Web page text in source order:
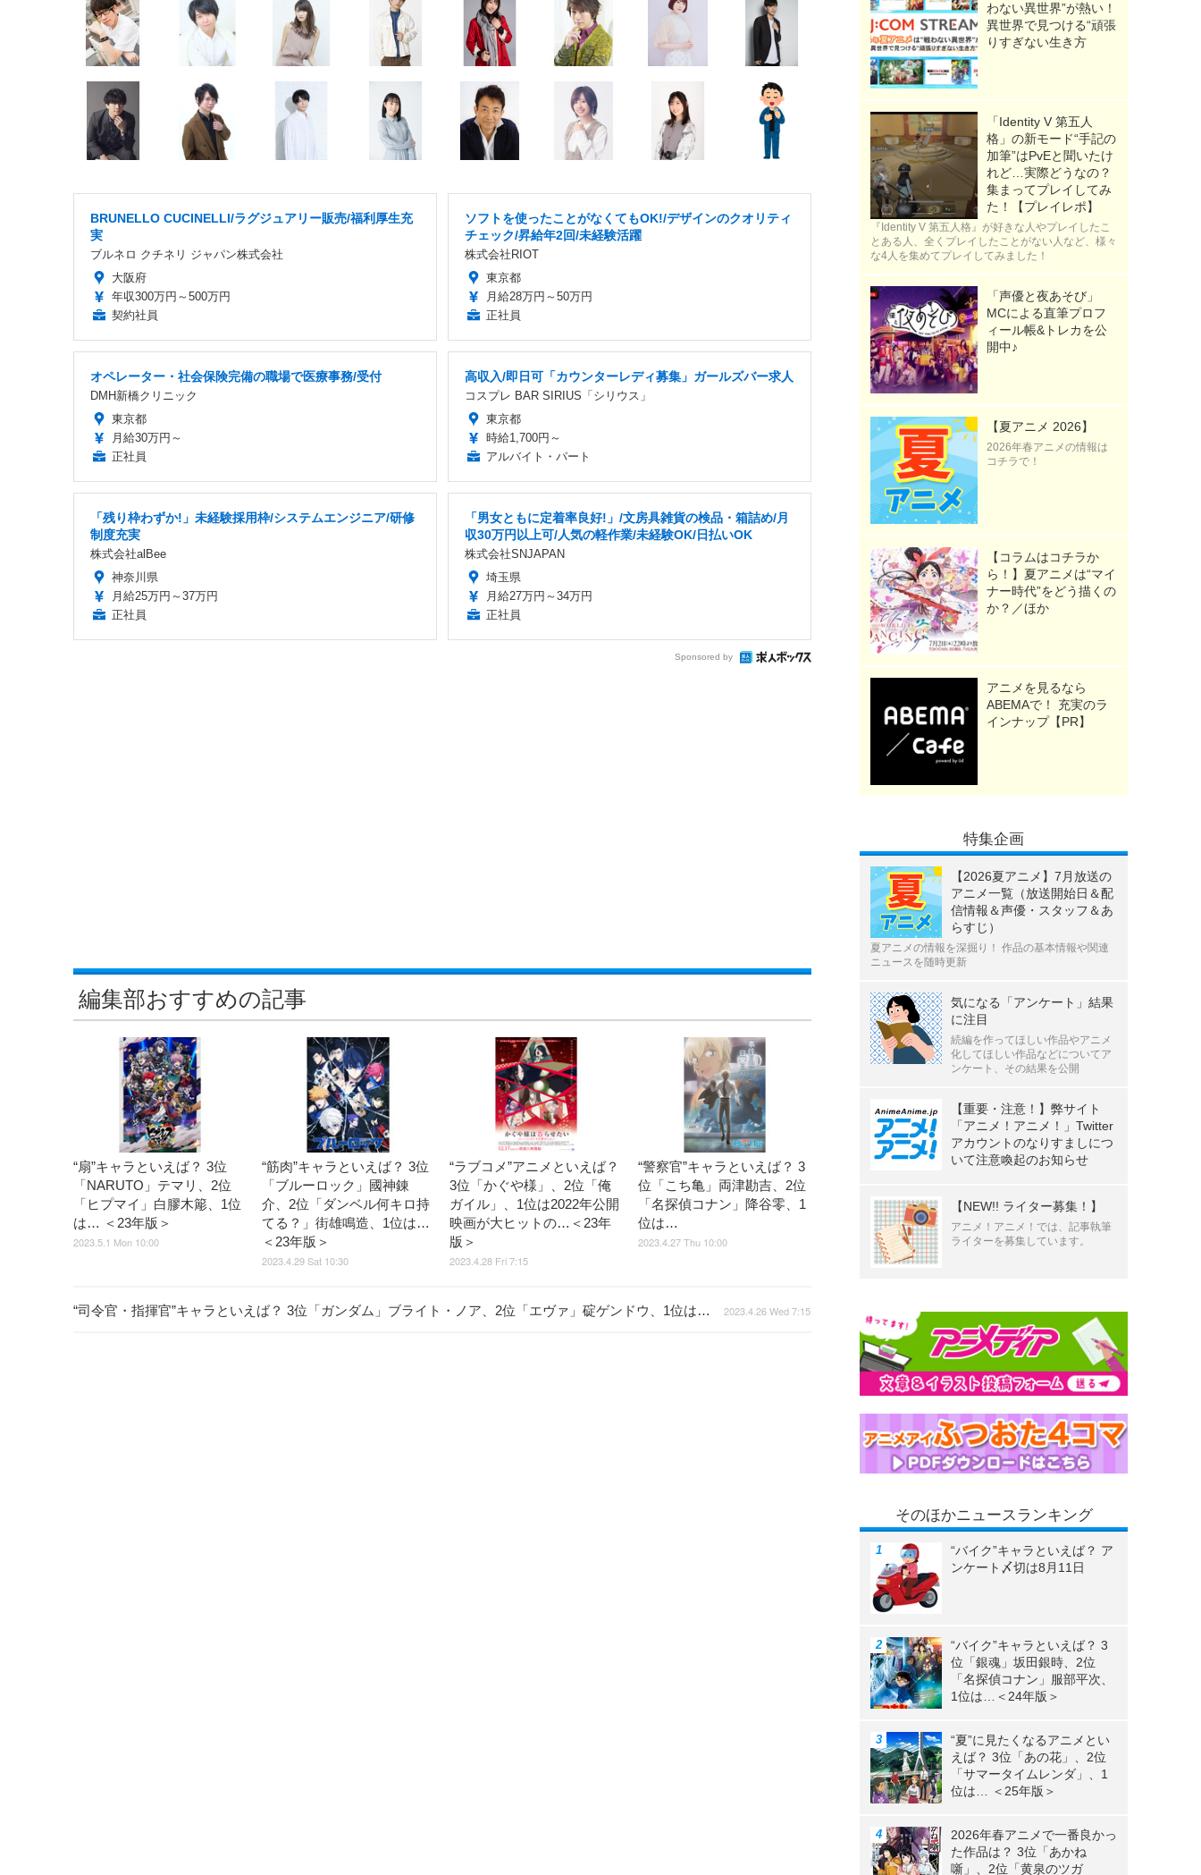
BRUNELLO CUCINELLI/ラグジュアリー販売/福利厚生充
実
ブルネロ クチネリ ジャパン株式会社
大阪府
年収300万円～500万円
契約社員
ソフトを使ったことがなくてもOK!/デザインのクオリティ
チェック/昇給年2回/未経験活躍
株式会社RIOT
東京都
月給28万円～50万円
正社員
オペレーター・社会保険完備の職場で医療事務/受付
DMH新橋クリニック
東京都
月給30万円～
正社員
高収入/即日可「カウンターレディ募集」ガールズバー求人
コスプレ BAR SIRIUS「シリウス」
東京都
時給1,700円～
アルバイト・パート
「残り枠わずか!」未経験採用枠/システムエンジニア/研修
制度充実
株式会社alBee
神奈川県
月給25万円～37万円
正社員
「男女ともに定着率良好!」/文房具雑貨の検品・箱詰め/月
収30万円以上可/人気の軽作業/未経験OK/日払いOK
株式会社SNJAPAN
埼玉県
月給27万円～34万円
正社員
Sponsored by
編集部おすすめの記事
“扇”キャラといえば？ 3位
「NARUTO」テマリ、2位
「ヒプマイ」白膠木簓、1位
は… ＜23年版＞
2023.5.1 Mon 10:00
“筋肉”キャラといえば？ 3位
「ブルーロック」國神錬
介、2位「ダンベル何キロ持
てる？」街雄鳴造、1位は…
＜23年版＞
2023.4.29 Sat 10:30
“ラブコメ”アニメといえば？
3位「かぐや様」、2位「俺
ガイル」、1位は2022年公開
映画が大ヒットの…＜23年
版＞
2023.4.28 Fri 7:15
“警察官”キャラといえば？ 3
位「こち亀」両津勘吉、2位
「名探偵コナン」降谷零、1
位は…
2023.4.27 Thu 10:00
“司令官・指揮官”キャラといえば？ 3位「ガンダム」ブライト・ノア、2位「エヴァ」碇ゲンドウ、1位は… 2023.4.26 Wed 7:15
わない異世界”が熱い！
異世界で見つける“頑張
りすぎない生き方
「Identity V 第五人
格」の新モード“手記の
加筆”はPvEと聞いたけ
れど…実際どうなの？
集まってプレイしてみ
た！【プレイレポ】
『Identity V 第五人格』が好きな人やプレイしたこ
とある人、全くプレイしたことがない人など、様々
な4人を集めてプレイしてみました！
「声優と夜あそび」
MCによる直筆プロフ
ィール帳&トレカを公
開中♪
【夏アニメ 2026】
2026年春アニメの情報は
コチラで！
【コラムはコチラか
ら！】夏アニメは“マイ
ナー時代”をどう描くの
か？／ほか
アニメを見るなら
ABEMAで！ 充実のラ
インナップ【PR】
特集企画
【2026夏アニメ】7月放送の
アニメ一覧（放送開始日＆配
信情報＆声優・スタッフ＆あ
らすじ）
夏アニメの情報を深掘り！ 作品の基本情報や関連
ニュースを随時更新
気になる「アンケート」結果
に注目
続編を作ってほしい作品やアニメ
化してほしい作品などについてア
ンケート、その結果を公開
【重要・注意！】弊サイト
「アニメ！アニメ！」Twitter
アカウントのなりすましにつ
いて注意喚起のお知らせ
【NEW!! ライター募集！】
アニメ！アニメ！では、記事執筆
ライターを募集しています。
そのほかニュースランキング
“バイク”キャラといえば？ ア
ンケート〆切は8月11日
“バイク”キャラといえば？ 3
位「銀魂」坂田銀時、2位
「名探偵コナン」服部平次、
1位は…＜24年版＞
“夏”に見たくなるアニメとい
えば？ 3位「あの花」、2位
「サマータイムレンダ」、1
位は… ＜25年版＞
2026年春アニメで一番良かっ
た作品は？ 3位「あかね
噺」、2位「黄泉のツガ